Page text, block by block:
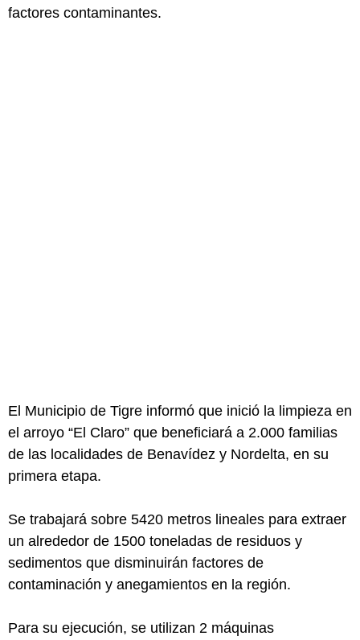
factores contaminantes.
El Municipio de Tigre informó que inició la limpieza en
el arroyo “El Claro” que beneficiará a 2.000 familias
de las localidades de Benavídez y Nordelta, en su
primera etapa.
Se trabajará sobre 5420 metros lineales para extraer
un alrededor de 1500 toneladas de residuos y
sedimentos que disminuirán factores de
contaminación y anegamientos en la región.
Para su ejecución, se utilizan 2 máquinas